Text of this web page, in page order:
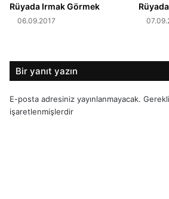
Rüyada Irmak Görmek
06.09.2017
Bir yanıt yazın
E-posta adresiniz yayınlanmayacak.
işaretlenmişlerdir